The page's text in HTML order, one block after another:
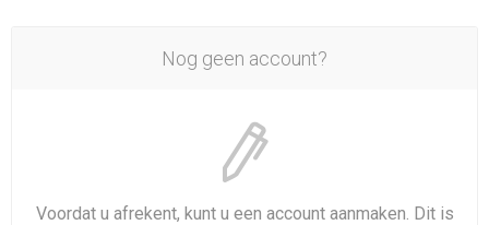
Nog geen account?
Voordat u afrekent, kunt u een account aanmaken. Dit is